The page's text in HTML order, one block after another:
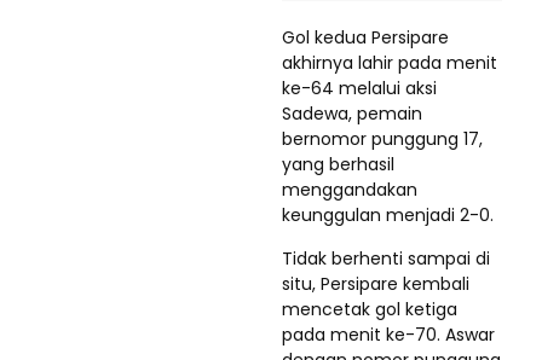
Gol kedua Persipare
akhirnya lahir pada menit
ke-64 melalui aksi
Sadewa, pemain
bernomor punggung 17,
yang berhasil
menggandakan
keunggulan menjadi 2-0.
Tidak berhenti sampai di
situ, Persipare kembali
mencetak gol ketiga
pada menit ke-70. Aswar